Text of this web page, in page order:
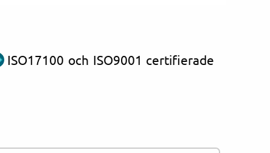
ISO17100 och ISO9001 certifierade